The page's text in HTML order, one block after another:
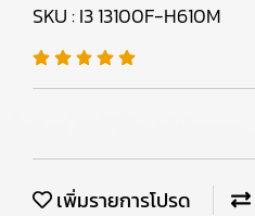
SKU : I3 13100F-H610M
เพิ่มรายการโปรด